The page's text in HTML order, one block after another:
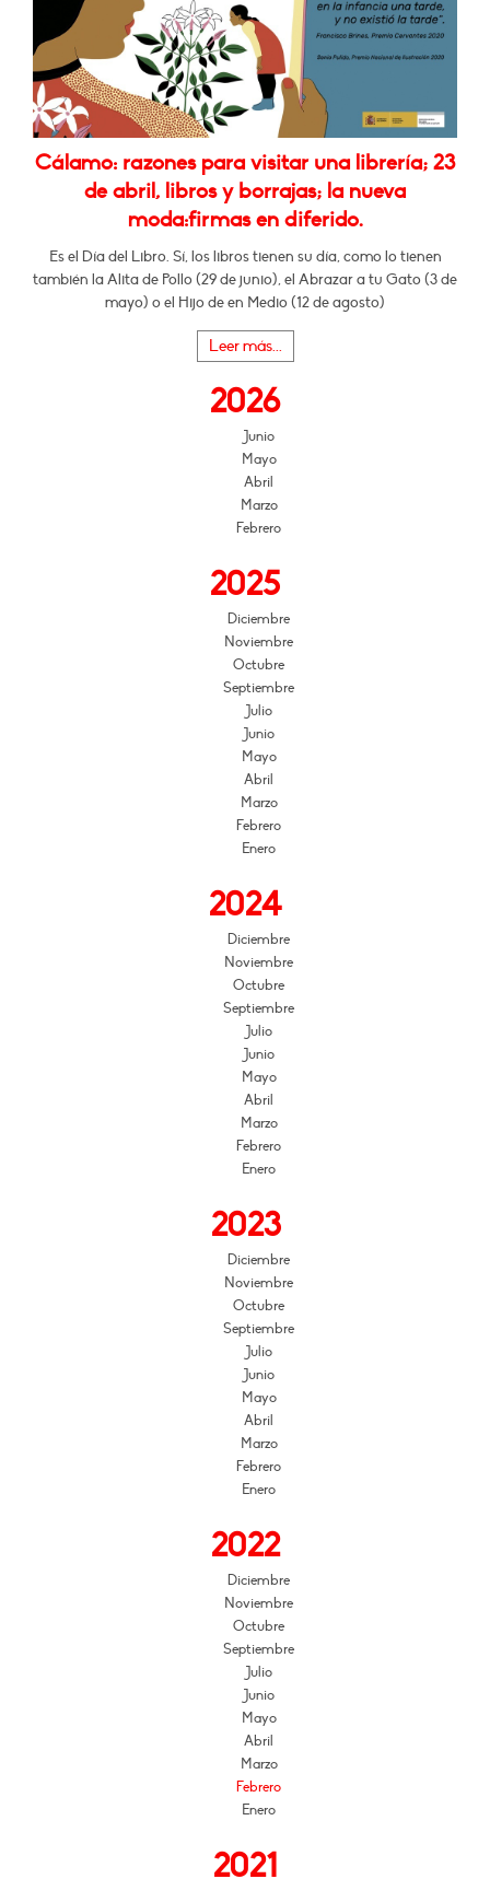
Cálamo: razones para visitar una librería; 23
de abril, libros y borrajas; la nueva
moda:firmas en diferido.
Es el Día del Libro. Sí, los libros tienen su día, como lo tienen
también la Alita de Pollo (29 de junio), el Abrazar a tu Gato (3 de
mayo) o el Hijo de en Medio (12 de agosto)
Leer más...
2026
Junio
Mayo
Abril
Marzo
Febrero
2025
Diciembre
Noviembre
Octubre
Septiembre
Julio
Junio
Mayo
Abril
Marzo
Febrero
Enero
2024
Diciembre
Noviembre
Octubre
Septiembre
Julio
Junio
Mayo
Abril
Marzo
Febrero
Enero
2023
Diciembre
Noviembre
Octubre
Septiembre
Julio
Junio
Mayo
Abril
Marzo
Febrero
Enero
2022
Diciembre
Noviembre
Octubre
Septiembre
Julio
Junio
Mayo
Abril
Marzo
Febrero
Enero
2021